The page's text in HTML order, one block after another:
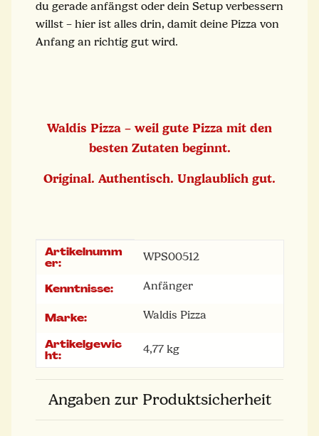
du gerade anfängst oder dein Setup verbessern
willst – hier ist alles drin, damit deine Pizza von
Anfang an richtig gut wird.
Waldis Pizza – weil gute Pizza mit den
besten Zutaten beginnt.
Original. Authentisch. Unglaublich gut.
Produkteigenschaft
Wert
Artikelnumm
er:
WPS00512
Kenntnisse: Anfänger
Marke: Waldis Pizza
Artikelgewic
ht:
4,77 kg
Angaben zur Produktsicherheit